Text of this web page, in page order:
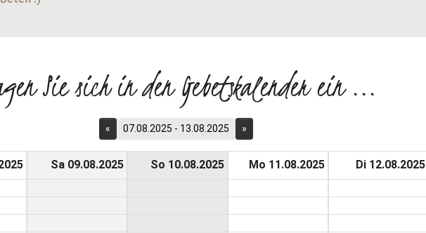
Sie sich in den Gebetskalender ein ...
« 07.08.2025 - 13.08.2025 »
Sa 09.08.2025 So 10.08.2025 Mo 11.08.2025 Di 12.08.2025